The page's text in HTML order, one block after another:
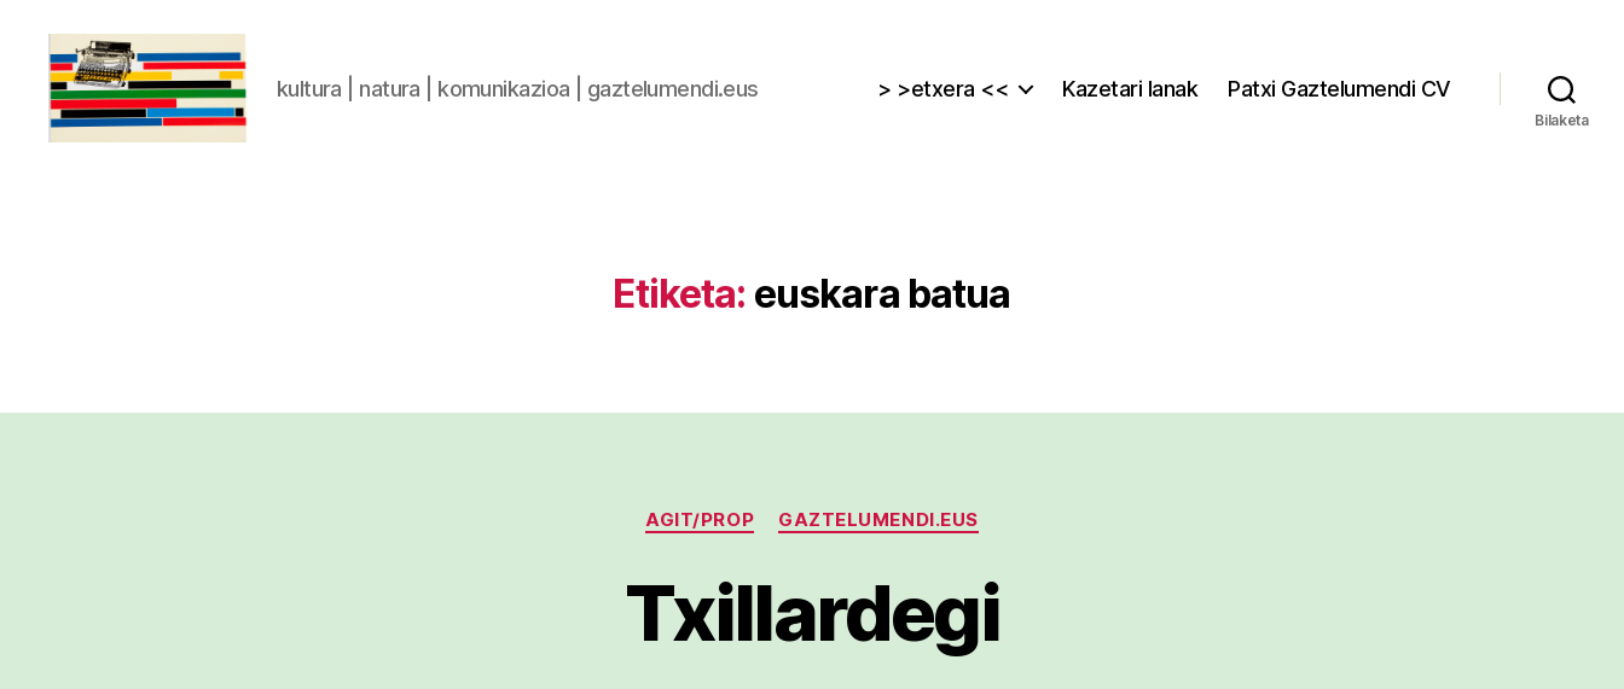
kultura | natura | komunikazioa | gaztelumendi.eus > >etxera << Kazetari lanak Patxi Gaztelumendi CV
Bilaketa
Etiketa: euskara batua
Kategoriak
AGIT/PROP GAZTELUMENDI.EUS
Txillardegi